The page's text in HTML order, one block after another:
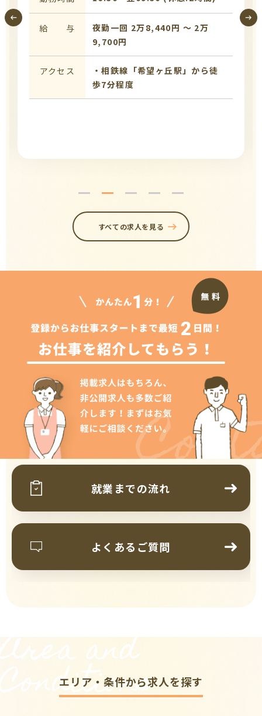
給 与
夜勤一回 2万8,440円 〜 2万
9,700円
アクセス
・相鉄線「希望ヶ丘駅」から徒
歩7分程度
すべての求人を見る
就業までの流れ
よくあるご質問
Area and
Conditions
エリア・条件から求人を探す